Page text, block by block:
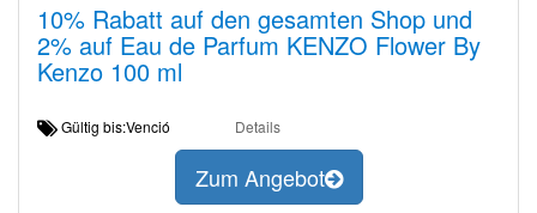
10% Rabatt auf den gesamten Shop und
2% auf Eau de Parfum KENZO Flower By
Kenzo 100 ml
Gültig bis:Venció Details
Zum Angebot